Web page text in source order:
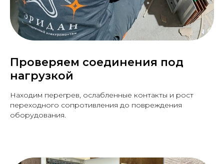
Проверяем соединения под
нагрузкой
Находим перегрев, ослабленные контакты и рост
переходного сопротивления до повреждения
оборудования.